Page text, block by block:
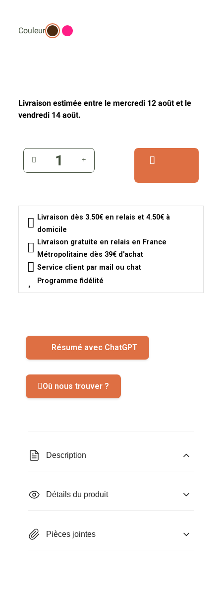
Couleur
Livraison estimée entre le mercredi 12 août et le
vendredi 14 août.
Livraison dès 3.50€ en relais et 4.50€ à
domicile
Livraison gratuite en relais en France
Métropolitaine dès 39€ d'achat
Service client par mail ou chat
Programme fidélité
Résumé avec ChatGPT
Où nous trouver ?
Description
Détails du produit
Pièces jointes